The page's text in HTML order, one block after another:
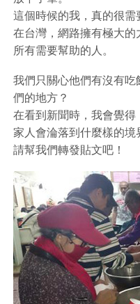
這個時候的我，真的很需
在台灣，網路擁有極大
所有需要幫助的人。
我們只關心他們有沒有
們的地方？
在看到新聞時，我會覺
家人會淪落到什麼樣的境
請幫我們轉發貼文吧！